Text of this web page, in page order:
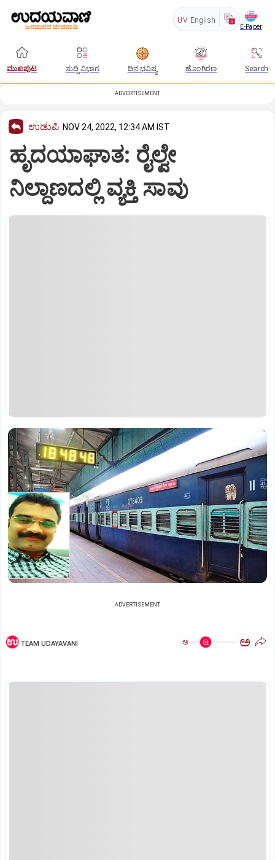
UV English
E-Paper
ಮುಖಪುಟ ಸುದ್ದಿ ವಿಭಾಗ ದಿನ ಭವಿಷ್ಯ ಹೊಂಗಿರಣ Search
ADVERTISEMENT
ಉಡುಪಿ NOV 24, 2022, 12:34 AM IST
ಹೃದಯಾಘಾತ: ರೈಲ್ವೇ
ನಿಲ್ದಾಣದಲ್ಲಿ ವ್ಯಕ್ತಿ ಸಾವು
ADVERTISEMENT
TEAM UDAYAVANI ಅ ಅ